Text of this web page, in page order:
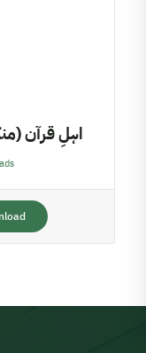
اہلِ قرآن